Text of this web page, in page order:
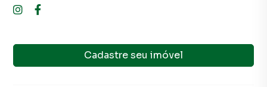
Cadastre seu imóvel